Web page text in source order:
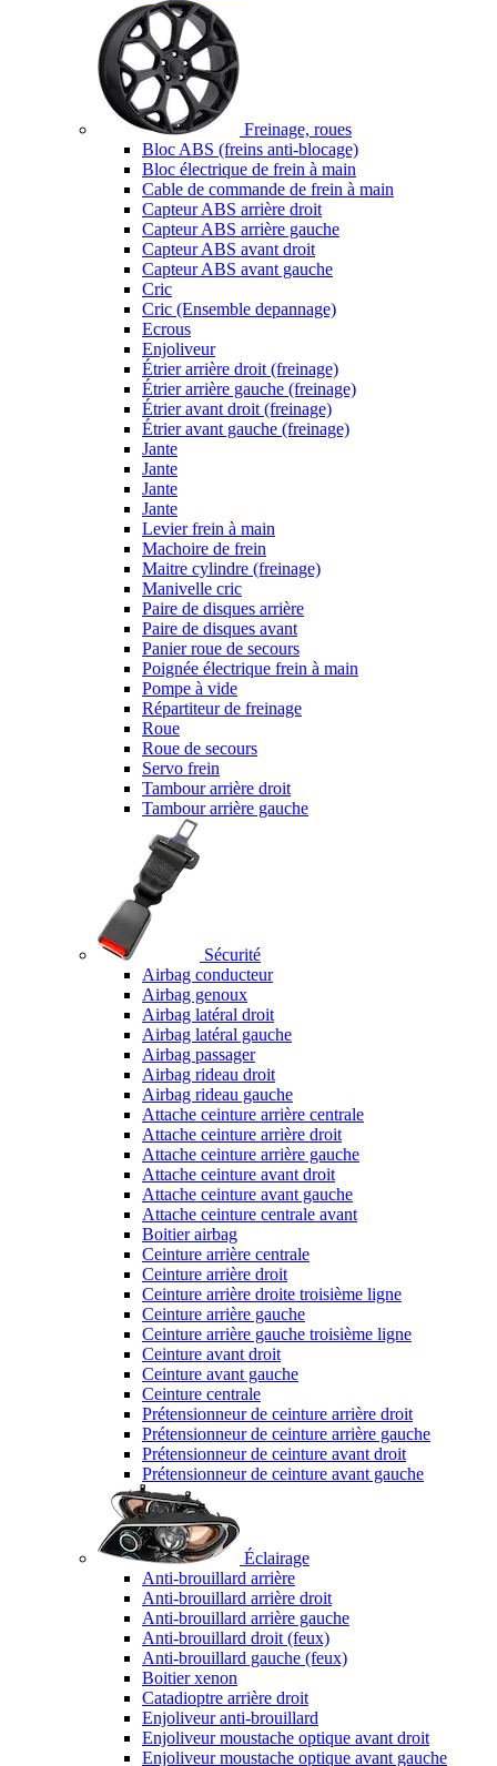
Freinage, roues
Bloc ABS (freins anti-blocage)
Bloc électrique de frein à main
Cable de commande de frein à main
Capteur ABS arrière droit
Capteur ABS arrière gauche
Capteur ABS avant droit
Capteur ABS avant gauche
Cric
Cric (Ensemble depannage)
Ecrous
Enjoliveur
Étrier arrière droit (freinage)
Étrier arrière gauche (freinage)
Étrier avant droit (freinage)
Étrier avant gauche (freinage)
Jante
Jante
Jante
Jante
Levier frein à main
Machoire de frein
Maitre cylindre (freinage)
Manivelle cric
Paire de disques arrière
Paire de disques avant
Panier roue de secours
Poignée électrique frein à main
Pompe à vide
Répartiteur de freinage
Roue
Roue de secours
Servo frein
Tambour arrière droit
Tambour arrière gauche
Sécurité
Airbag conducteur
Airbag genoux
Airbag latéral droit
Airbag latéral gauche
Airbag passager
Airbag rideau droit
Airbag rideau gauche
Attache ceinture arrière centrale
Attache ceinture arrière droit
Attache ceinture arrière gauche
Attache ceinture avant droit
Attache ceinture avant gauche
Attache ceinture centrale avant
Boitier airbag
Ceinture arrière centrale
Ceinture arrière droit
Ceinture arrière droite troisième ligne
Ceinture arrière gauche
Ceinture arrière gauche troisième ligne
Ceinture avant droit
Ceinture avant gauche
Ceinture centrale
Prétensionneur de ceinture arrière droit
Prétensionneur de ceinture arrière gauche
Prétensionneur de ceinture avant droit
Prétensionneur de ceinture avant gauche
Éclairage
Anti-brouillard arrière
Anti-brouillard arrière droit
Anti-brouillard arrière gauche
Anti-brouillard droit (feux)
Anti-brouillard gauche (feux)
Boitier xenon
Catadioptre arrière droit
Enjoliveur anti-brouillard
Enjoliveur moustache optique avant droit
Enjoliveur moustache optique avant gauche